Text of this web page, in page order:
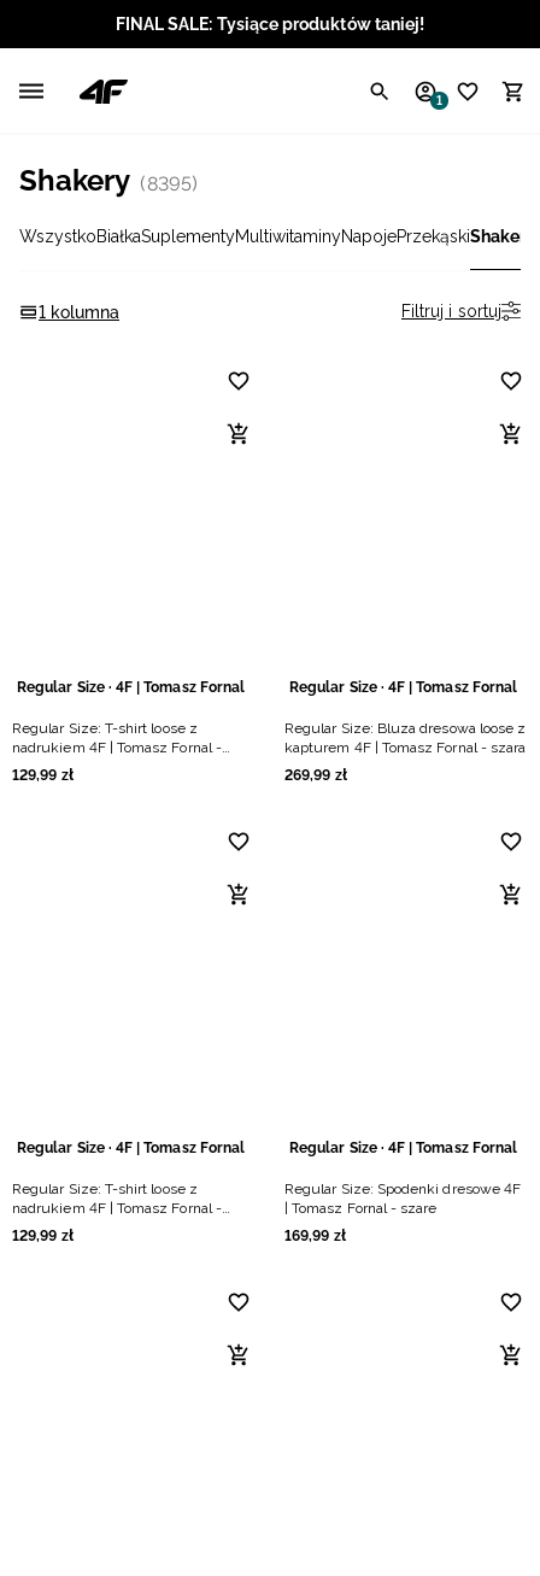
FINAL SALE: Tysiące produktów taniej!
1
Shakery (8395)
WszystkoBiałkaSuplementyMultiwitaminyNapojePrzekąskiShakery
1 kolumna Filtruj i sortuj
Regular Size · 4F | Tomasz Fornal
Regular Size: T-shirt loose z
nadrukiem 4F | Tomasz Fornal -
czarny
129,99 zł
Regular Size · 4F | Tomasz Fornal
Regular Size: Bluza dresowa loose z
kapturem 4F | Tomasz Fornal - szara
269,99 zł
Regular Size · 4F | Tomasz Fornal
Regular Size: T-shirt loose z
nadrukiem 4F | Tomasz Fornal -
szary
129,99 zł
Regular Size · 4F | Tomasz Fornal
Regular Size: Spodenki dresowe 4F
| Tomasz Fornal - szare
169,99 zł
Angielski / GBP
Chorwacki / EUR
Słowacki / EUR
Ukraiński / UAH